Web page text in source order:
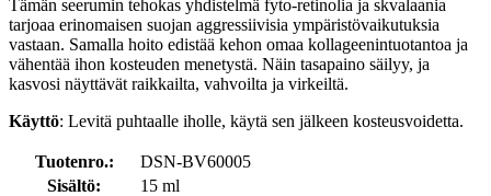
Tämän seerumin tehokas yhdistelmä fyto-retinolia ja skvalaania
tarjoaa erinomaisen suojan aggressiivisia ympäristövaikutuksia
vastaan. Samalla hoito edistää kehon omaa kollageenintuotantoa ja
vähentää ihon kosteuden menetystä. Näin tasapaino säilyy, ja
kasvosi näyttävät raikkailta, vahvoilta ja virkeiltä.
Käyttö: Levitä puhtaalle iholle, käytä sen jälkeen kosteusvoidetta.
Tuotenro.:
DSN-BV60005
Sisältö:
15 ml